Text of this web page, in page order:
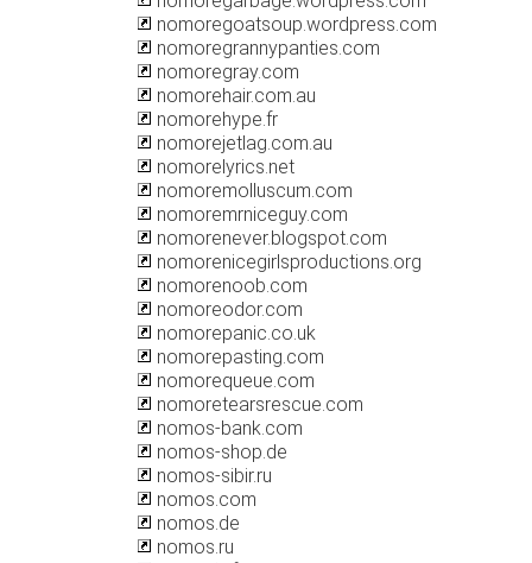
nomoregoatsoup.wordpress.com
nomoregrannypanties.com
nomoregray.com
nomorehair.com.au
nomorehype.fr
nomorejetlag.com.au
nomorelyrics.net
nomoremolluscum.com
nomoremrniceguy.com
nomorenever.blogspot.com
nomorenicegirlsproductions.org
nomorenoob.com
nomoreodor.com
nomorepanic.co.uk
nomorepasting.com
nomorequeue.com
nomoretearsrescue.com
nomos-bank.com
nomos-shop.de
nomos-sibir.ru
nomos.com
nomos.de
nomos.ru